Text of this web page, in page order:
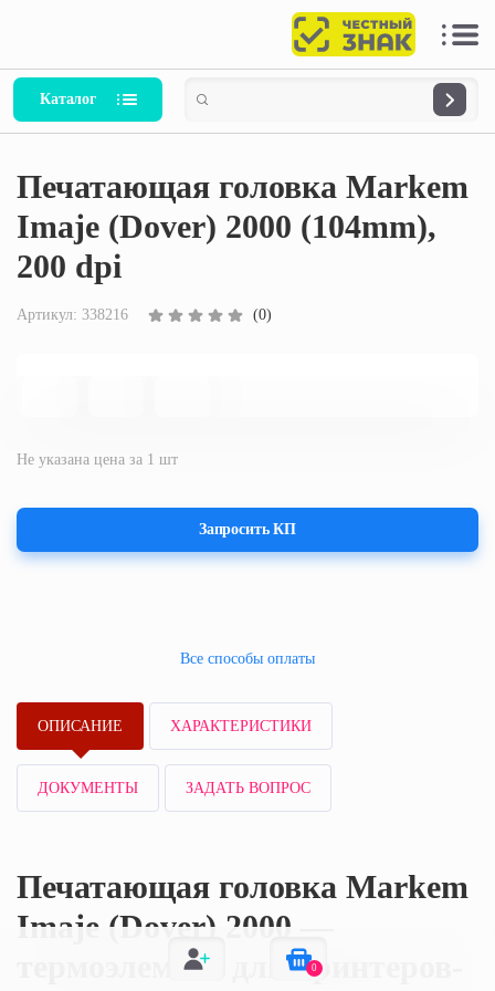
Каталог
Печатающая головка Markem
Imaje (Dover) 2000 (104mm),
200 dpi
Артикул: 338216 (0)
Не указана цена за 1 шт
Запросить КП
Все способы оплаты
ОПИСАНИЕ ХАРАКТЕРИСТИКИ
ДОКУМЕНТЫ ЗАДАТЬ ВОПРОС
Печатающая головка Markem
Imaje (Dover) 2000 —
термоэлемент для принтеров-
0